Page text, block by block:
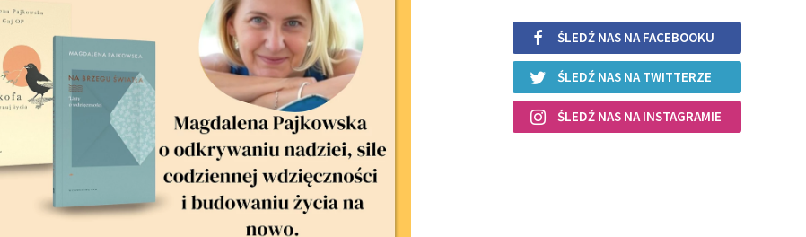
ŚLEDŹ NAS NA FACEBOOKU
ŚLEDŹ NAS NA TWITTERZE
ŚLEDŹ NAS NA INSTAGRAMIE